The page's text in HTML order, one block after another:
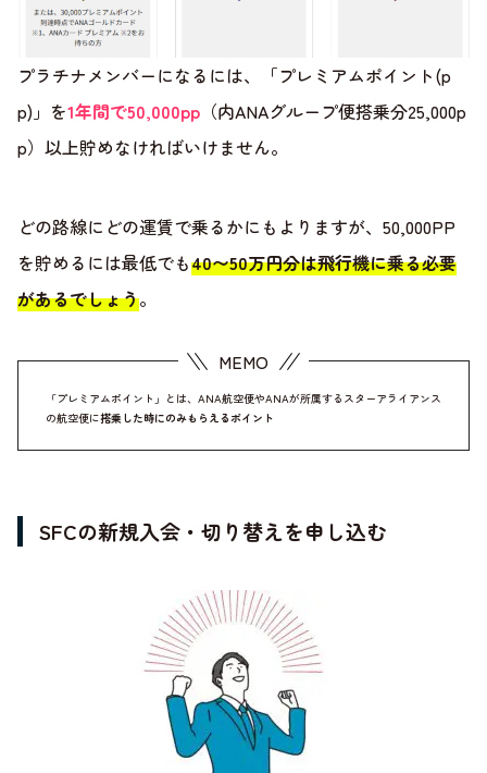
プラチナメンバーになるには、「プレミアムポイント(p
p)」を1年間で50,000pp （内ANAグループ便搭乗分25,000p
p）以上貯めなければいけません。
どの路線にどの運賃で乗るかにもよりますが、50,000PP
を貯めるには最低でも40〜50万円分は飛行機に乗る必要
があるでしょう。
「プレミアムポイント」とは、ANA航空便やANAが所属するスターアライアンス
の航空便に搭乗した時にのみもらえるポイント
SFCの新規入会・切り替えを申し込む